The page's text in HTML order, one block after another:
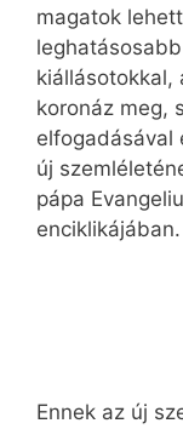
magatok
kiállásotokkal,
koronáz meg,
elfogadásával
új
pápa
enciklikájában.
Ennek az új